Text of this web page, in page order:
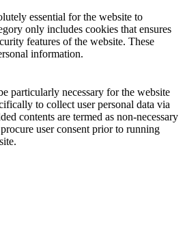
essential for the website to
only includes cookies that ensures
features of the website. These
information.
particularly necessary for the website
to collect user personal data via
contents are termed as non-necessary
user consent prior to running